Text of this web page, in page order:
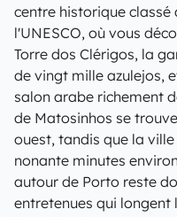
centre historique
l'UNESCO, où vous
Torre dos Clérigos, la
de vingt mille azulejos,
salon arabe richement
de Matosinhos se
ouest, tandis que la
nonante minutes
autour de Porto reste
entretenues qui